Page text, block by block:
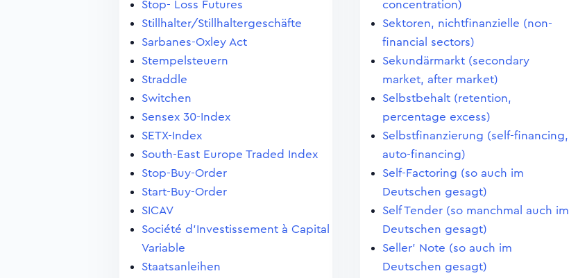
Stop- Loss Futures
Stillhalter/Stillhaltergeschäfte
Sarbanes-Oxley Act
Stempelsteuern
Straddle
Switchen
Sensex 30-Index
SETX-Index
South-East Europe Traded Index
Stop-Buy-Order
Start-Buy-Order
SICAV
Société d'Investissement à Capital
Variable
Staatsanleihen
concentration)
Sektoren, nichtfinanzielle (non-
financial sectors)
Sekundärmarkt (secondary
market, after market)
Selbstbehalt (retention,
percentage excess)
Selbstfinanzierung (self-financing,
auto-financing)
Self-Factoring (so auch im
Deutschen gesagt)
Self Tender (so manchmal auch im
Deutschen gesagt)
Seller' Note (so auch im
Deutschen gesagt)